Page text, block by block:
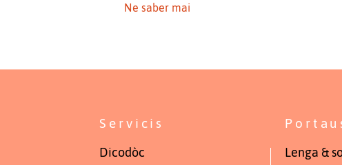
Ne saber mai
Servicis
Dicodòc Lenga &